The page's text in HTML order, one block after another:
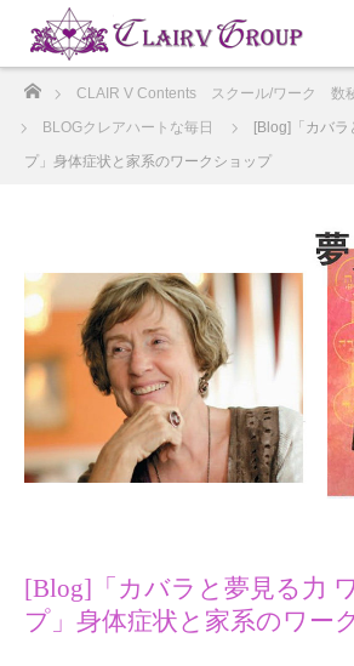
ホーム
CLAIR V Contents スクール/ワーク 数
BLOGクレアハートな毎日
[Blog]「カバラ
プ」身体症状と家系のワークショップ
[Blog]「カバラと夢見る力
プ」身体症状と家系のワー